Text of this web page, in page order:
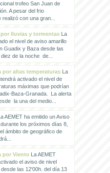
trofeo San Juan de
A pesar del frio
con una gran...
lluvias y tormentasLa
el nivel de aviso amarillo
Guadix y Baza desde las
de la noche de...
por altas temperaturasLa
activado el nivel de
máximas que podrían
Baza-Granada. La alerta
la una del medio...
AEMET ha emitido un Aviso
los próximos días 8,
ámbito de geográfico de
por VientoLa AEMET
el aviso de nivel
las 12'00h. del día 13